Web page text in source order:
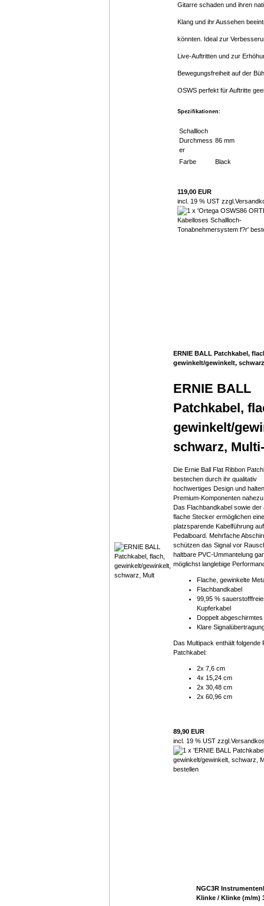
Gitarre schaden und ihren
Klang und ihr Aussehen
könnten. Ideal zur
Live-Auftritten und zur
Bewegungsfreiheit auf der
OSWS perfekt für Auftritte
Spezifikationen:
Schallloch
Durchmess
er
86 mm
Farbe Black
119,00 EUR
incl. 19 % UST zzgl.
ERNIE BALL Patchkabel,
gewinkelt/gewinkelt,
ERNIE BALL
Patchkabel,
gewinkelt/
schwarz,
Die Ernie Ball Flat Ribbon
bestechen durch ihr qualitativ
hochwertiges Design und
Premium-Komponenten
Das Flachbandkabel sowie der
flache Stecker ermöglichen eine
platzsparende Kabelführung
Pedalboard. Mehrfache
schützen das Signal vor
haltbare PVC-Ummantelung
möglichst langlebige
Flache, gewinkelte
Flachbandkabel
99,95 %
Kupferkabel
Doppelt
Klare
Das Multipack enthält folgende
Patchkabel:
2x 7,6 cm
4x 15,24 cm
2x 30,48 cm
2x 60,96 cm
89,90 EUR
incl. 19 % UST zzgl.
NGC3R
Klinke / Klinke (m/m)